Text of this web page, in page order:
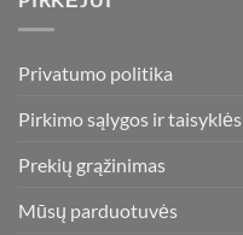
Privatumo politika
Pirkimo sąlygos ir taisyklės
Prekių grąžinimas
Mūsų parduotuvės